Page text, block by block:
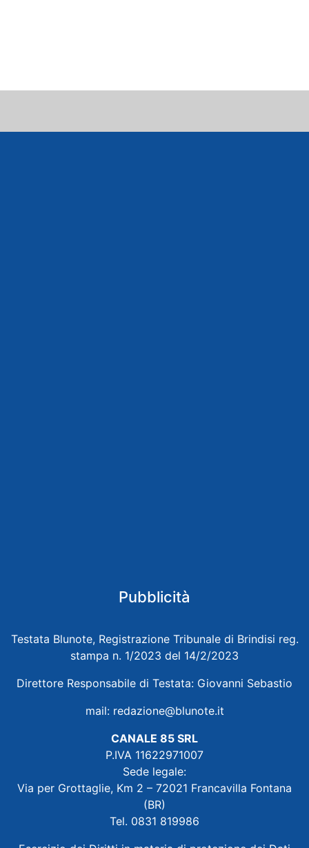
Pubblicità
Testata Blunote, Registrazione Tribunale di Brindisi reg.
stampa n. 1/2023 del 14/2/2023
Direttore Responsabile di Testata: Giovanni Sebastio
mail: redazione@blunote.it
CANALE 85 SRL
P.IVA 11622971007
Sede legale:
Via per Grottaglie, Km 2 – 72021 Francavilla Fontana
(BR)
Tel. 0831 819986